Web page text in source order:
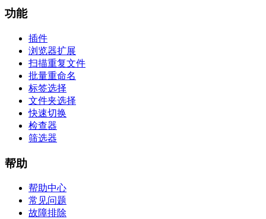
功能
插件
浏览器扩展
扫描重复文件
批量重命名
标签选择
文件夹选择
快速切换
检查器
筛选器
帮助
帮助中心
常见问题
故障排除